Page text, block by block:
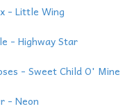
- Little Wing
- Highway Star
- Sweet Child O' Mine
- Neon